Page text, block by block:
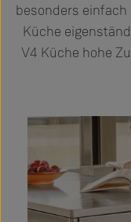
besonders
Küche
V4 Küche hohe